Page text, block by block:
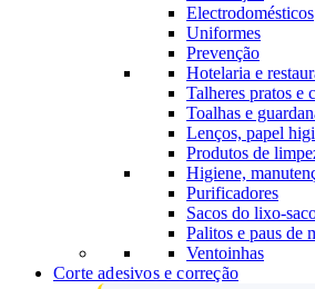
Electrodomésticos
Uniformes
Prevenção
Hotelaria e
Talheres pratos e
Toalhas e
Lenços, papel
Produtos de
Higiene,
Purificadores
Sacos do lixo-
Palitos e paus de
Ventoinhas
Corte adesivos e correção